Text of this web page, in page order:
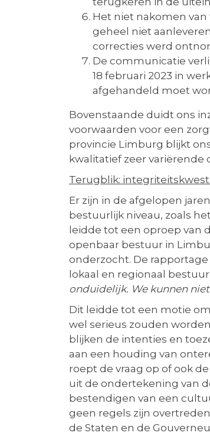
Het niet nakomen
geheel niet
correcties werd
De communicatie
18 februari 2023 in
afgehandeld moet
Bovenstaande duidt ons
voorwaarden voor een
provincie Limburg blijkt
kwalitatief zeer
Terugblik:
Er zijn in de afgelopen
bestuurlijk niveau, zoals
leidde tot een oproep van
openbaar bestuur in
onderzocht. De
lokaal en regionaal
onduidelijk. We kunnen
Dit leidde tot een motie
wel serieus zouden
blijken de intenties en
aan een houding van
roept de vraag op of ook
uit de ondertekening van
bestendigen van een
geen regels zijn
de Staten en de